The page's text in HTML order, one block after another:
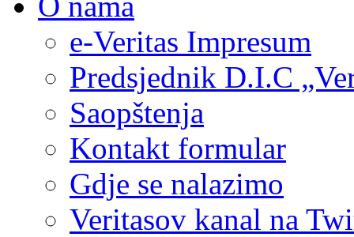
e-Veritas Impresum
Predsjednik D.I.C
Saopštenja
Kontakt formular
Gdje se nalazimo
Veritasov kanal na